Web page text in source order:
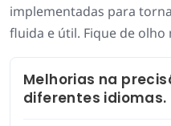
implementadas para
fluida e útil. Fique de olho
Melhorias na
diferentes idiomas.